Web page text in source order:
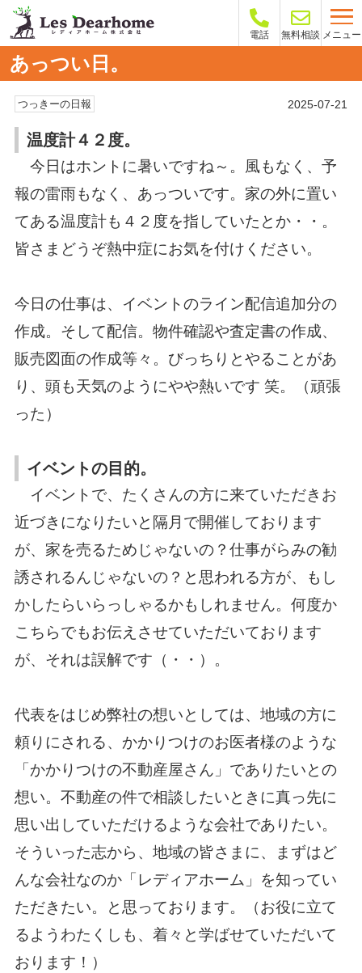
電話 無料相談 メニュー
あっつい日。
つっきーの日報 2025-07-21
温度計４２度。
今日はホントに暑いですね～。風もなく、予
報の雷雨もなく、あっついです。家の外に置い
てある温度計も４２度を指していたとか・・。
皆さまどうぞ熱中症にお気を付けください。
今日の仕事は、イベントのライン配信追加分の
作成。そして配信。物件確認や査定書の作成、
販売図面の作成等々。びっちりとやることがあ
り、頭も天気のようにやや熱いです 笑。（頑張
った）
イベントの目的。
イベントで、たくさんの方に来ていただきお
近づきになりたいと隔月で開催しております
が、家を売るためじゃないの？仕事がらみの勧
誘されるんじゃないの？と思われる方が、もし
かしたらいらっしゃるかもしれません。何度か
こちらでもお伝えさせていただいております
が、それは誤解です（・・）。
代表をはじめ弊社の想いとしては、地域の方に
頼りにされる、かかりつけのお医者様のような
「かかりつけの不動産屋さん」でありたいとの
想い。不動産の件で相談したいときに真っ先に
思い出していただけるような会社でありたい。
そういった志から、地域の皆さまに、まずはど
んな会社なのか「レディアホーム」を知ってい
ただきたい。と思っております。（お役に立て
るようわたくしも、着々と学ばせていただいて
おります！）